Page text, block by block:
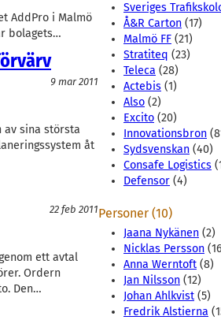
AddPro i Malmö
bolagets…
9 mar 2011
av sina största
åt
22 feb 2011
ett avtal
Ordern
Den…
Sveriges
Å&R Carton (17)
Malmö FF (21)
Stratiteq (23)
Teleca (28)
Actebis (1)
Also (2)
Excito (20)
Innovationsbron
Sydsvenskan (40)
Consafe Logistics
Defensor (4)
Personer (10)
Jaana Nykänen (2)
Nicklas Persson
Anna Werntoft (8)
Jan Nilsson (12)
Johan Ahlkvist (5)
Fredrik Alstierna